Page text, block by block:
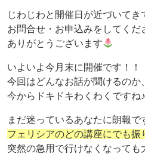
じわじわと開催日が近づいてき
お問合せ・お申込みをしてくだ
ありがとうございます
いよいよ今月末に開催です！！
今回はどんなお話が聞けるのか、
今からドキドキわくわくですね
まだ迷っているあなたに朗報で
フェリシアのどの講座にでも振
突然の急用で行けなくなっても